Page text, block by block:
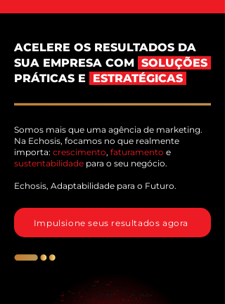
ACELERE OS RESULTADOS DA
SUA EMPRESA COM SOLUÇÕES
PRÁTICAS E ESTRATÉGICAS
Somos mais que uma agência de marketing.
Na Echosis, focamos no que realmente
importa: crescimento, faturamento e
sustentabilidade para o seu negócio.
Echosis, Adaptabilidade para o Futuro.
Impulsione seus resultados agora